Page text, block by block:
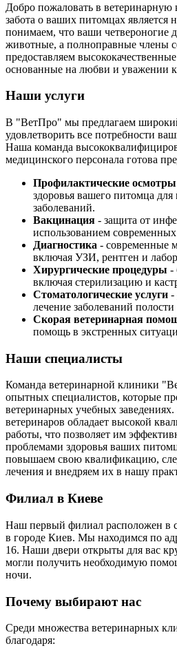
Добро пожаловать в
забота о ваших питомцах
понимаем, что ваши четвероногие
животные, а полноправные члены
предоставляем
основанные на любви и уважении
Наши услуги
В "ВетПро" мы предлагаем
удовлетворить все потребности
Наша команда
медицинского персонала готова
Профилактические осмотры
здоровья вашего питомца
заболеваний.
Вакцинация - защита от
использованием
Диагностика - современные
включая УЗИ, рентген и
Хирургические процедуры -
включая стерилизацию и
Стоматологические услуги -
лечение заболеваний полости
Скорая ветеринарная
помощь в экстренных
Наши специалисты
Команда ветеринарной клиники
опытных специалистов, которые
ветеринарных учебных
ветеринаров обладает высокой
работы, что позволяет им
проблемами здоровья ваших
повышаем свою квалификацию,
лечения и внедряем их в нашу
Филиал в Киеве
Наш первый филиал расположен в
в городе Киев. Мы находимся по
16. Наши двери открыты для вас
могли получить необходимую
ночи.
Почему выбирают нас
Среди множества ветеринарных
благодаря: